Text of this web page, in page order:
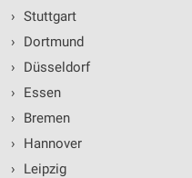
› Stuttgart
›
Dortmund
›
Düsseldorf
›
Essen
›
Bremen
›
Hannover
›
Leipzig